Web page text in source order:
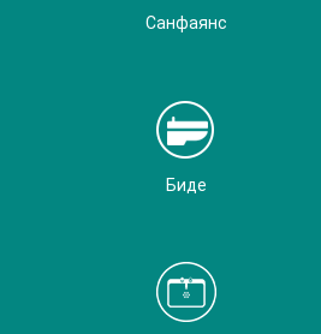
Санфаянс
Биде